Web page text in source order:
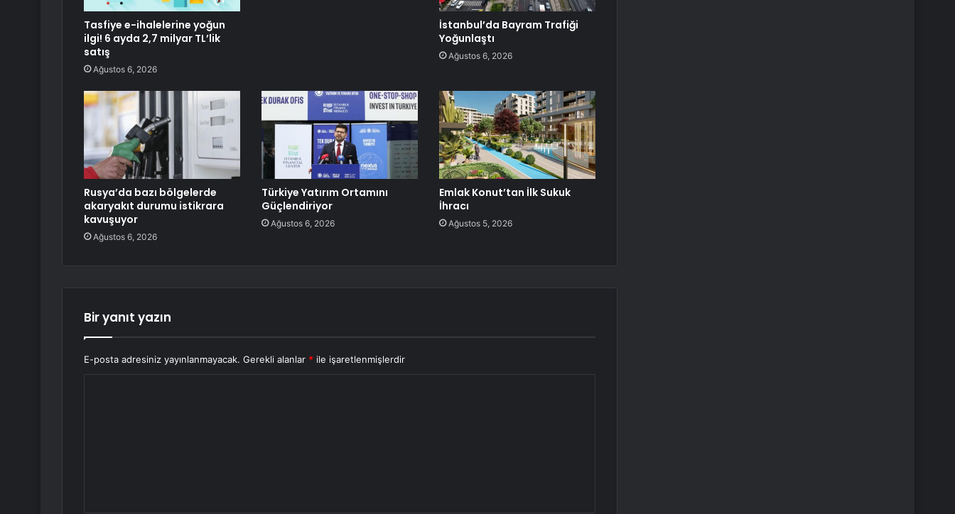
Tasfiye e-ihalelerine yoğun
ilgi! 6 ayda 2,7 milyar TL’lik
satış
Ağustos 6, 2026
İstanbul’da Bayram Trafiği
Yoğunlaştı
Ağustos 6, 2026
Rusya’da bazı bölgelerde
akaryakıt durumu istikrara
kavuşuyor
Ağustos 6, 2026
Türkiye Yatırım Ortamını
Güçlendiriyor
Ağustos 6, 2026
Emlak Konut’tan İlk Sukuk
İhracı
Ağustos 5, 2026
Bir yanıt yazın
E-posta adresiniz yayınlanmayacak. Gerekli alanlar * ile işaretlenmişlerdir